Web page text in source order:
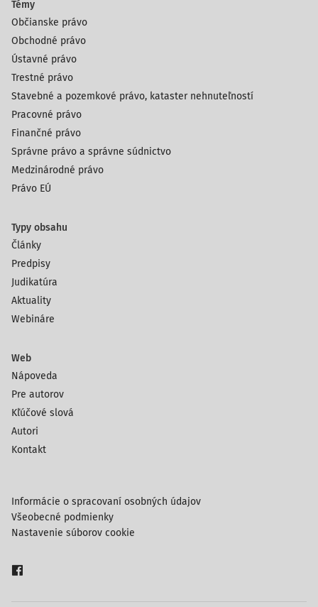
Témy
Občianske právo
Obchodné právo
Ústavné právo
Trestné právo
Stavebné a pozemkové právo, kataster nehnuteľností
Pracovné právo
Finančné právo
Správne právo a správne súdnictvo
Medzinárodné právo
Právo EÚ
Typy obsahu
Články
Predpisy
Judikatúra
Aktuality
Webináre
Web
Nápoveda
Pre autorov
Kľúčové slová
Autori
Kontakt
Informácie o spracovaní osobných údajov
Všeobecné podmienky
Nastavenie súborov cookie